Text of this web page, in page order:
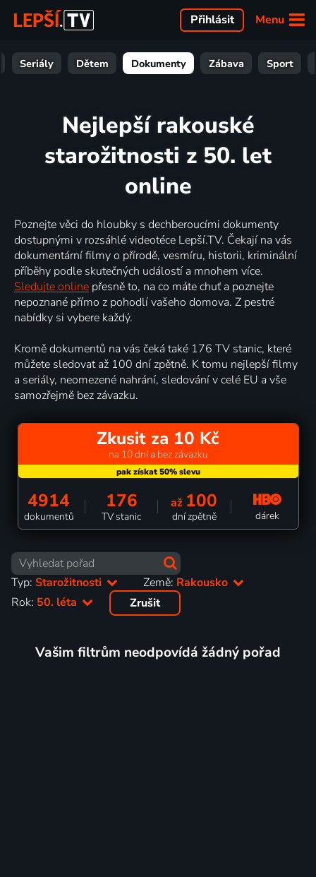
Menu
Přihlásit
Seriály Dětem Dokumenty Zábava Sport
Nejlepší rakouské
starožitnosti z 50. let
online
Poznejte věci do hloubky s dechberoucími dokumenty
dostupnými v rozsáhlé videotéce Lepší.TV. Čekají na vás
dokumentární filmy o přírodě, vesmíru, historii, kriminální
příběhy podle skutečných událostí a mnohem více.
Sledujte online přesně to, na co máte chuť a poznejte
nepoznané přímo z pohodlí vašeho domova. Z pestré
nabídky si vybere každý.
Kromě dokumentů na vás čeká také 176 TV stanic, které
můžete sledovat až 100 dní zpětně. K tomu nejlepší filmy
a seriály, neomezené nahrání, sledování v celé EU a vše
samozřejmě bez závazku.
Zkusit za 10 Kč
na 10 dní a bez závazku
4914
dokumentů
176
TV stanic
až 100
dní zpětně dárek
Typ: Starožitnosti Země: Rakousko
Rok: 50. léta Zrušit
Vašim filtrům neodpovídá žádný pořad